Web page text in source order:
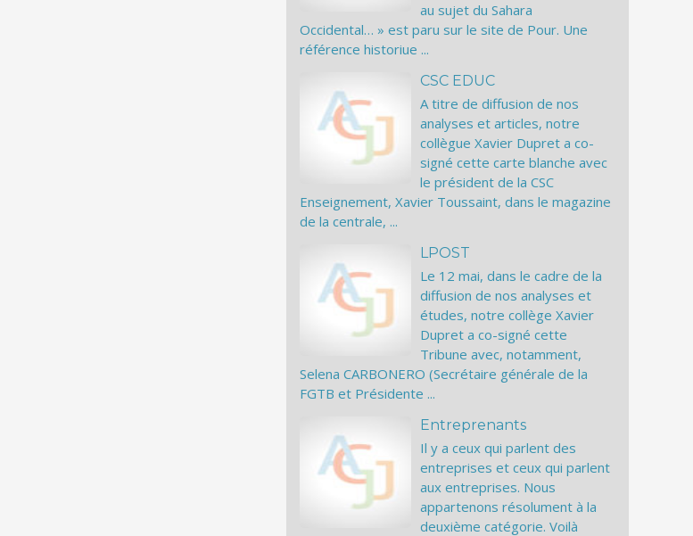
au sujet du Sahara
Occidental… » est paru sur le site de Pour. Une
référence historiue ...
CSC EDUC
A titre de diffusion de nos
analyses et articles, notre
collègue Xavier Dupret a co-
signé cette carte blanche avec
le président de la CSC
Enseignement, Xavier Toussaint, dans le magazine
de la centrale, ...
LPOST
Le 12 mai, dans le cadre de la
diffusion de nos analyses et
études, notre collège Xavier
Dupret a co-signé cette
Tribune avec, notamment,
Selena CARBONERO (Secrétaire générale de la
FGTB et Présidente ...
Entreprenants
Il y a ceux qui parlent des
entreprises et ceux qui parlent
aux entreprises. Nous
appartenons résolument à la
deuxième catégorie. Voilà